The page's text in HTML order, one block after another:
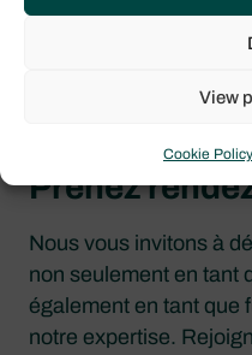
View
Cookie Policy
agissons en tant
entre vos attentes
Prenez
Nous vous invitons à
non seulement en tant
également en tant que
notre expertise.